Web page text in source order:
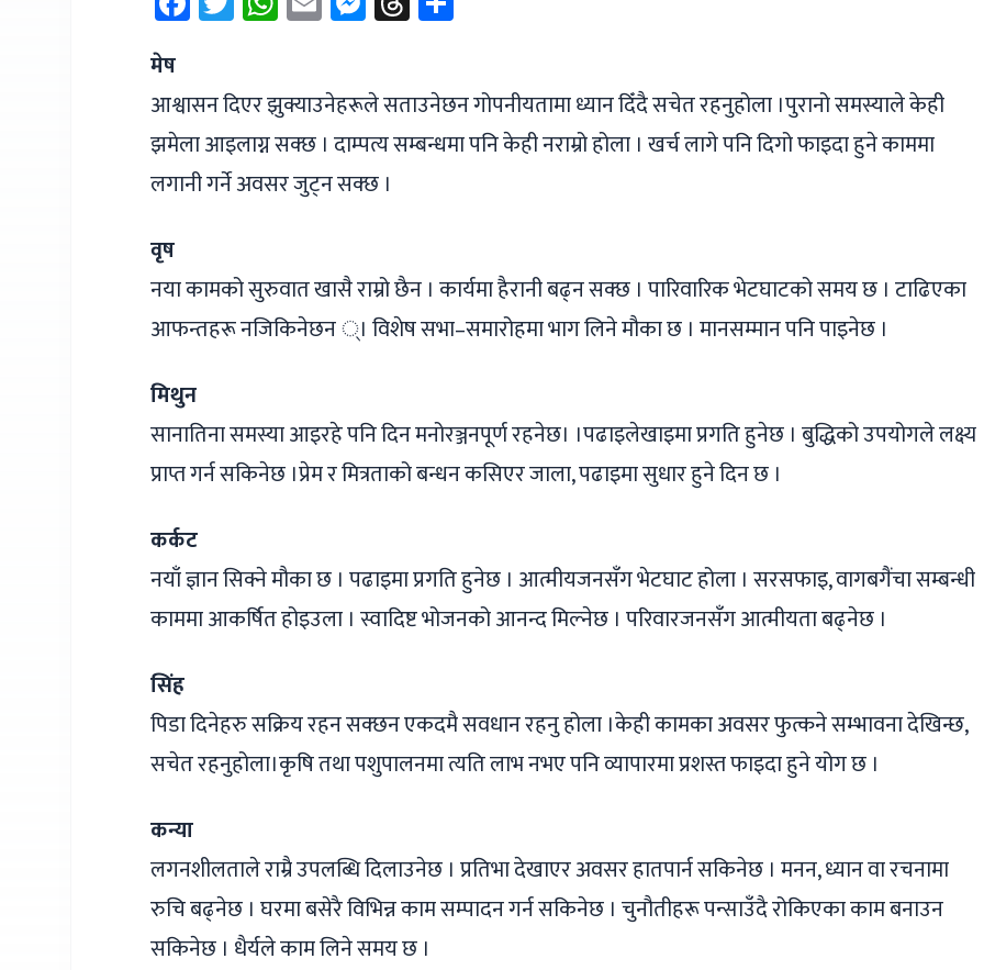
मेष
आश्वासन दिएर झुक्याउनेहरूले सताउनेछन गोपनीयतामा ध्यान दिँदै सचेत रहनुहोला ।पुरानो समस्याले केही
झमेला आइलाग्न सक्छ । दाम्पत्य सम्बन्धमा पनि केही नराम्रो होला । खर्च लागे पनि दिगो फाइदा हुने काममा
लगानी गर्ने अवसर जुट्न सक्छ ।
वृष
नया कामको सुरुवात खासै राम्रो छैन । कार्यमा हैरानी बढ्न सक्छ । पारिवारिक भेटघाटको समय छ । टाढिएका
आफन्तहरू नजिकिनेछन ्। विशेष सभा–समारोहमा भाग लिने मौका छ । मानसम्मान पनि पाइनेछ ।
मिथुन
सानातिना समस्या आइरहे पनि दिन मनोरञ्जनपूर्ण रहनेछ। ।पढाइलेखाइमा प्रगति हुनेछ । बुद्धिको उपयोगले लक्ष्य
प्राप्त गर्न सकिनेछ ।प्रेम र मित्रताको बन्धन कसिएर जाला, पढाइमा सुधार हुने दिन छ ।
कर्कट
नयाँ ज्ञान सिक्ने मौका छ । पढाइमा प्रगति हुनेछ । आत्मीयजनसँग भेटघाट होला । सरसफाइ, वागबगैंचा सम्बन्धी
काममा आकर्षित होइउला । स्वादिष्ट भोजनको आनन्द मिल्नेछ । परिवारजनसँग आत्मीयता बढ्नेछ ।
सिंह
पिडा दिनेहरु सक्रिय रहन सक्छन एकदमै सवधान रहनु होला ।केही कामका अवसर फुत्कने सम्भावना देखिन्छ,
सचेत रहनुहोला।कृषि तथा पशुपालनमा त्यति लाभ नभए पनि व्यापारमा प्रशस्त फाइदा हुने योग छ ।
कन्या
लगनशीलताले राम्रै उपलब्धि दिलाउनेछ । प्रतिभा देखाएर अवसर हातपार्न सकिनेछ । मनन, ध्यान वा रचनामा
रुचि बढ्नेछ । घरमा बसेरै विभिन्न काम सम्पादन गर्न सकिनेछ । चुनौतीहरू पन्साउँदै रोकिएका काम बनाउन
सकिनेछ । धैर्यले काम लिने समय छ ।